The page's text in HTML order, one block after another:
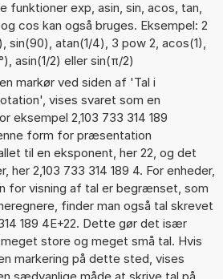
funktioner exp, asin, sin, acos, tan,
cos kan også bruges. Eksempel: 2
sin(90), atan(1/4), 3 pow 2, acos(1),
asin(1/2) eller sin(π/2)
markør ved siden af 'Tal i
vises svaret som en
eksempel 2,103 733 314 189
form for præsentation
til en eksponent, her 22, og det
her 2,103 733 314 189 4. For enheder,
for visning af tal er begrænset, som
finder man også tal skrevet
189 4E+22. Dette gør det især
store og meget små tal. Hvis
markering på dette sted, vises
sædvanlige måde at skrive tal på.